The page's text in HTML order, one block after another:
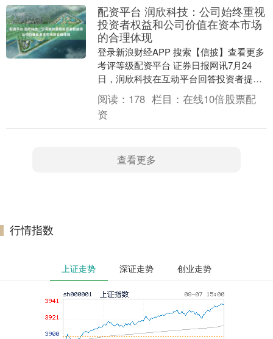
配资平台 润欣科技：公司始终重视
投资者权益和公司价值在资本市场
的合理体现
登录新浪财经APP 搜索【信披】查看更多
考评等级配资平台 证券日报网讯7月24
日，润欣科技在互动平台回答投资者提问
时表示，二级市场股价受宏观经济、行业
发展、市场....
阅读： 178 栏目： 在线10倍股票配
资
查看更多
行情指数
上证走势 深证走势 创业走势